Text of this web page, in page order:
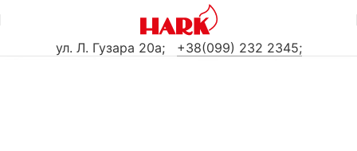
ул. Л. Гузара 20а; +38(099) 232 2345;